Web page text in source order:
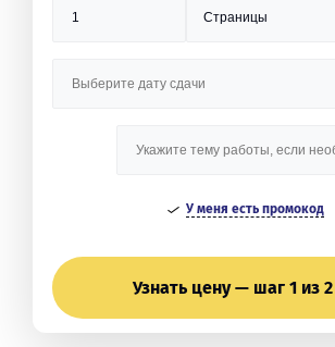
У меня есть промокод
Узнать цену — шаг 1 из 2